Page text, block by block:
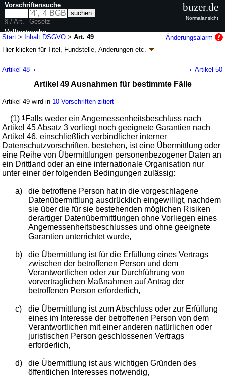
Start > Inhalt DSGVO >Art. 49
Änderungsalarm
Hier klicken fürTitel, Fundstelle, Änderungen etc.
(DSGVO
, 04.05.2016, S. 1; berichtigt durchABl. L 74, 04.03.2021,
3 weitere Fassungen
| Drucksachen / Entwurf / Begründung
wird in 624 Vorschriften zitiert
KAPITEL V Übermittlungen personenbezogener Daten an
Drittländer oder an internationale Organisationen
Artikel 48 ← → Artikel 50
Artikel 49 Ausnahmen für bestimmte Fälle
Artikel 49 wird in 10 Vorschriften zitiert
(1)1Falls weder ein Angemessenheitsbeschluss nach
Artikel 45 Absatz 3 vorliegt noch geeignete Garantien nach
Artikel 46, einschließlich verbindlicher interner
Datenschutzvorschriften, bestehen, ist eine Übermittlung oder
eine Reihe von Übermittlungen personenbezogener Daten an
ein Drittland oder an eine internationale Organisation nur
unter einer der folgenden Bedingungen zulässig:
a)
die betroffene Person hat in die vorgeschlagene
Datenübermittlung ausdrücklich eingewilligt, nachdem
sie über die für sie bestehenden möglichen Risiken
derartiger Datenübermittlungen ohne Vorliegen eines
Angemessenheitsbeschlusses und ohne geeignete
Garantien unterrichtet wurde,
b)
die Übermittlung ist für die Erfüllung eines Vertrags
zwischen der betroffenen Person und dem
Verantwortlichen oder zur Durchführung von
vorvertraglichen Maßnahmen auf Antrag der
betroffenen Person erforderlich,
c)
die Übermittlung ist zum Abschluss oder zur Erfüllung
eines im Interesse der betroffenen Person von dem
Verantwortlichen mit einer anderen natürlichen oder
juristischen Person geschlossenen Vertrags
erforderlich,
d)
die Übermittlung ist aus wichtigen Gründen des
öffentlichen Interesses notwendig,
Vorschriftensuche
§ / Art.
Gesetz
Volltextsuche
nur in DSGVO
buzer.de
Normalansicht